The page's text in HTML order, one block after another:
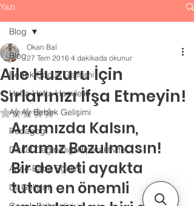
Yazı
Blog
Bebek Çocuk Gelişimi
Hafta Hafta Hamilelik
Ay Ay Bebek Gelişimi
Pedagog
Dikkat Dağınıklığı Hiperaktivite
Anne-Baba Eğitimi
Dil Gelişimi
Blog
Aile Huzuru İçin
Sırlarınızı İfşa Etmeyin!
Okan Bal
27 Tem 2016 4 dakikada okunur
5 üzerinden NaN yıldız
Aramızda Kalsın,
Aramız Bozulmasın!
Bir devleti ayakta
tutan en önemli